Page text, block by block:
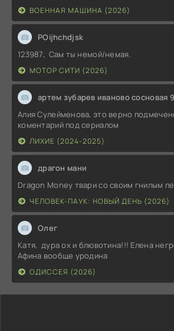
ВОЕННАЯ МАШИНА (2026)
POijhchdjsk
123987, Сам ты немой/немая.
МОТОР СИТИ (2026)
артем зубарев иваново сосновая
Алия Сулейменова, это верно
коментарий под сериалом
ЛИХИЕ (2024-2025)
драгон мани
Dragon Money твари со своим гнилым
ЧЕЛОВЕК-ПАУК: НОВЫЙ ДЕНЬ (2026)
Олег
Катя, дура ох и блювотина!!! Елена
Афина вообще уродина
ОДИССЕЯ (2026)